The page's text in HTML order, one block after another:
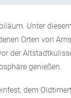
Unter
Orten von
der
genießen.
dem